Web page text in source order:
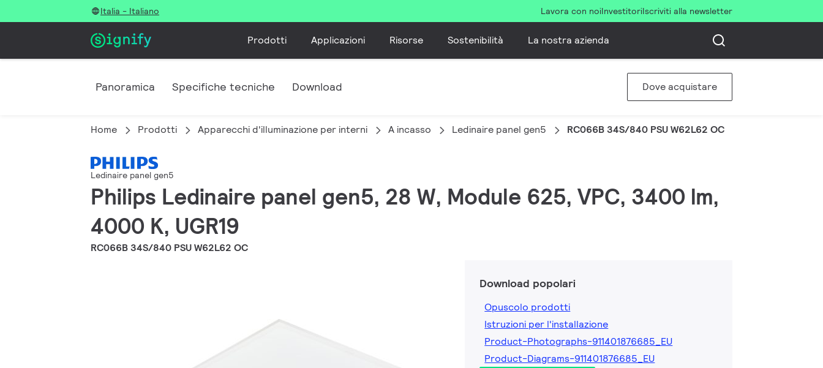
Italia - Italiano Lavora con noiInvestitoriIscriviti alla newsletter
Prodotti Applicazioni Risorse Sostenibilità La nostra azienda
Panoramica Specifiche tecniche Download Dove acquistare
Home Prodotti Apparecchi d'illuminazione per interni A incasso Ledinaire panel gen5 RC066B 34S/840 PSU W62L62 OC
Ledinaire panel gen5
Philips Ledinaire panel gen5, 28 W, Module 625, VPC, 3400 lm,
4000 K, UGR19
RC066B 34S/840 PSU W62L62 OC
Download popolari
Opuscolo prodotti
Istruzioni per l'installazione
Product-Photographs-911401876685_EU
Product-Diagrams-911401876685_EU